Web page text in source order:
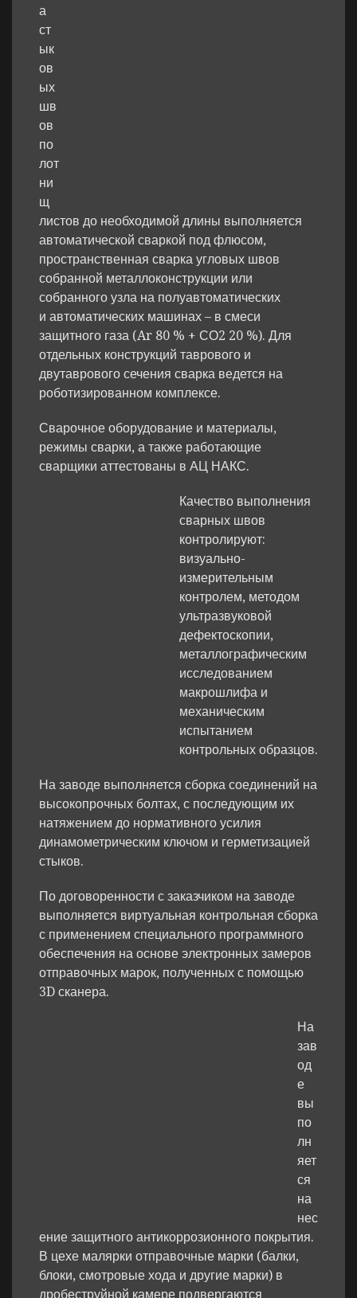
а
ст
ык
ов
ых
шв
ов
по
лот
ни
щ
листов до необходимой длины выполняется
автоматической сваркой под флюсом,
пространственная сварка угловых швов
собранной металлоконструкции или
собранного узла на полуавтоматических
и автоматических машинах – в смеси
защитного газа (Ar 80 % + СО2 20 %). Для
отдельных конструкций таврового и
двутаврового сечения сварка ведется на
роботизированном комплексе.
Сварочное оборудование и материалы,
режимы сварки, а также работающие
сварщики аттестованы в АЦ НАКС.
Качество выполнения
сварных швов
контролируют:
визуально-
измерительным
контролем, методом
ультразвуковой
дефектоскопии,
металлографическим
исследованием
макрошлифа и
механическим
испытанием
контрольных образцов.
На заводе выполняется сборка соединений на
высокопрочных болтах, с последующим их
натяжением до нормативного усилия
динамометрическим ключом и герметизацией
стыков.
По договоренности с заказчиком на заводе
выполняется виртуальная контрольная сборка
с применением специального программного
обеспечения на основе электронных замеров
отправочных марок, полученных с помощью
3D сканера.
На
зав
од
е
вы
по
лн
яет
ся
на
нес
ение защитного антикоррозионного покрытия.
В цехе малярки отправочные марки (балки,
блоки, смотровые хода и другие марки) в
дробеструйной камере подвергаются